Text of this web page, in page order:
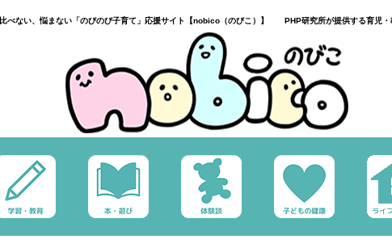
比べない、悩まない「のびのび子育て」応援サイト【nobico（のびこ）】 PHP研究所が提供する育児・